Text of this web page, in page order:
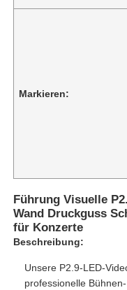
Markieren:
Führung Visuelle
Wand Druckguss
für Konzerte
Beschreibung:
Unsere P2.9-LED-
professionelle